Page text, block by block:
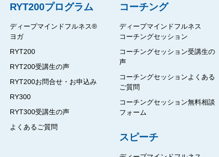
RYT200プログラム
ディープマインドフルネス®
ヨガ
RYT200
RYT200受講生の声
RYT200お問合せ・お申込み
RY300
RYT300受講生の声
よくあるご質問
コーチング
ディープマインドフルネス
コーチングセッション
コーチングセッション受講生の
声
コーチングセッションよくある
ご質問
コーチングセッション無料相談
フォーム
スピーチ